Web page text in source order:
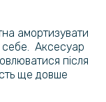
амортизувати
Аксесуар
після
ще довше